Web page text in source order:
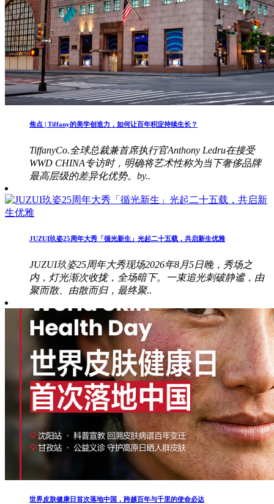
焦点 | Tiffany的美学创造力，如何让百年积淀持续生长？
TiffanyCo.全球总裁兼首席执行官Anthony Ledru在接受
WWD CHINA专访时，明确将艺术性称为当下奢侈品牌
最高层级的差异化优势。by..
JUZUI玖姿25周年大秀「循光新生」光起二十五载，共启新生优雅
JUZUI玖姿25周年大秀现场2026年8月5日晚，秀场之
内，灯光渐次收拢，全场暗下。一束追光刺破静谧，由
聚而散、由散而归，最终聚..
世界皮肤健康日首次落地中国，跨越百年与千里的使命必达